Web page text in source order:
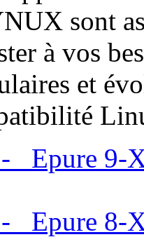
sont
à vos
et
Epure 9-
Epure 8-